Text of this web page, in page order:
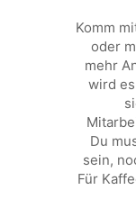
Komm
oder
mehr
wird
Du
sein,
Für